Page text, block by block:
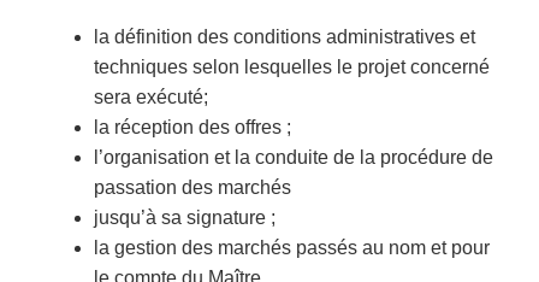
la définition des conditions administratives et
techniques selon lesquelles le projet concerné
sera exécuté;
la réception des offres ;
l’organisation et la conduite de la procédure de
passation des marchés
jusqu’à sa signature ;
la gestion des marchés passés au nom et pour